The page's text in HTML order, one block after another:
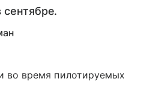
во время пилотируемых